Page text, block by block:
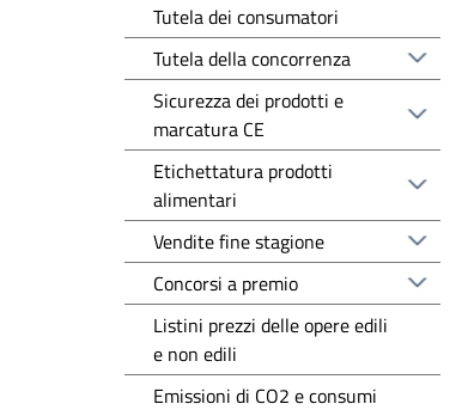
Tutela dei consumatori
Tutela della concorrenza
Sicurezza dei prodotti e
marcatura CE
Etichettatura prodotti
alimentari
Vendite fine stagione
Concorsi a premio
Listini prezzi delle opere edili
e non edili
Emissioni di CO2 e consumi